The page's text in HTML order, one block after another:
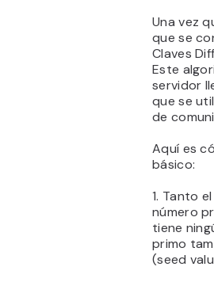
Una vez
que se
Claves
Este
servidor
que se
de
Aquí es
básico:
1. Tanto
número
tiene
primo
(seed